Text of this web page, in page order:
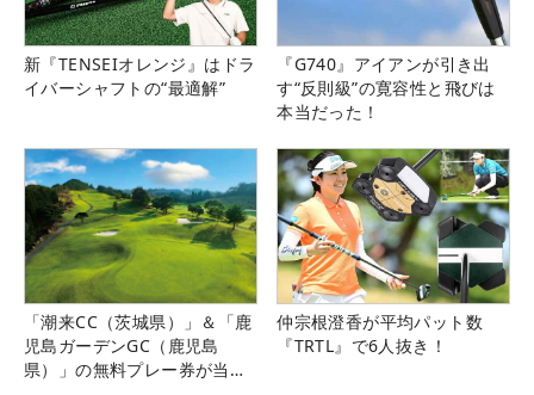
新『TENSEIオレンジ』はドラ
イバーシャフトの“最適解”
『G740』アイアンが引き出
す“反則級”の寛容性と飛びは
本当だった！
「潮来CC（茨城県）」＆「鹿
児島ガーデンGC（鹿児島
県）」の無料プレー券が当た
仲宗根澄香が平均パット数
『TRTL』で6人抜き！